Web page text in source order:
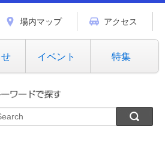
場内マップ アクセス
イベント 特集